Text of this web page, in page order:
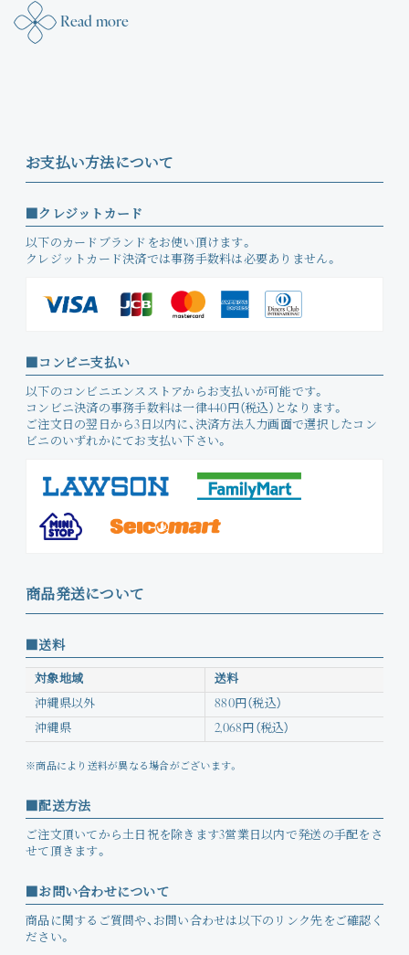
Read more
お支払い方法について
クレジットカード
以下のカードブランドをお使い頂けます。
クレジットカード決済では事務手数料は必要ありません。
コンビニ支払い
以下のコンビニエンスストアからお支払いが可能です。
コンビニ決済の事務手数料は一律440円（税込）となります。
ご注文日の翌日から3日以内に、決済方法入力画面で選択したコン
ビニのいずれかにてお支払い下さい。
商品発送について
送料
対象地域 送料
沖縄県以外 880円（税込）
沖縄県 2,068円（税込）
※商品により送料が異なる場合がございます。
配送方法
ご注文頂いてから土日祝を除きます3営業日以内で発送の手配をさ
せて頂きます。
お問い合わせについて
商品に関するご質問や、お問い合わせは以下のリンク先をご確認く
ださい。